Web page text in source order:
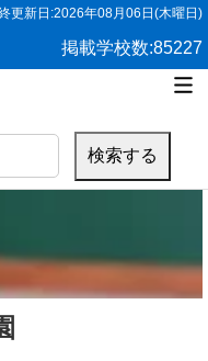
更新日:2026年08月06日(木曜日)
掲載学校数:85227